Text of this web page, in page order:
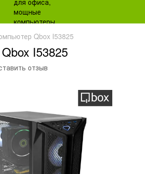
Qbox I53825
I53825
отзыв